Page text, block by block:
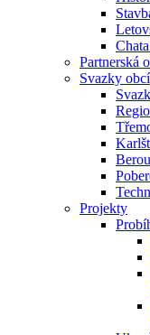
Partnerská
Svazky obcí
Projekty